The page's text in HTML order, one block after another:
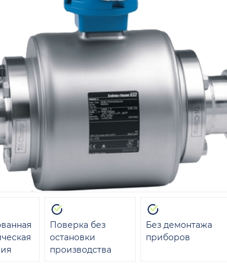
Поверка без
остановки
производства
Без демонтажа
приборов